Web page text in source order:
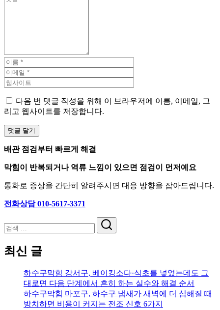
다음 번 댓글 작성을 위해 이 브라우저에 이름, 이메일, 그
리고 웹사이트를 저장합니다.
배관 점검부터 빠르게 해결
막힘이 반복되거나 역류 느낌이 있으면 점검이 먼저예요
통화로 증상을 간단히 알려주시면 대응 방향을 잡아드립니다.
전화상담 010-5617-3371
검
최신 글
하수구막힘 강서구, 베이킹소다·식초를 넣었는데도 그
대로면 다음 단계에서 흔히 하는 실수와 해결 순서
하수구막힘 마포구, 하수구 냄새가 새벽에 더 심해질 때
방치하면 비용이 커지는 전조 신호 6가지